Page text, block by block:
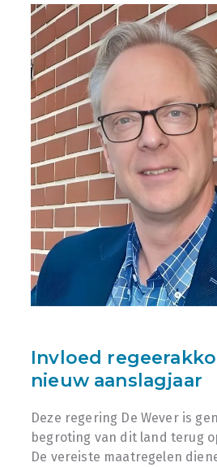
Invloed
nieuw aanslagjaar
Deze regering De Wever is
begroting van dit land terug
De vereiste maatregelen